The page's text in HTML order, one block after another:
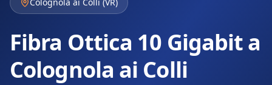
Fibra Ottica 10 Gigabit a
Colognola ai Colli